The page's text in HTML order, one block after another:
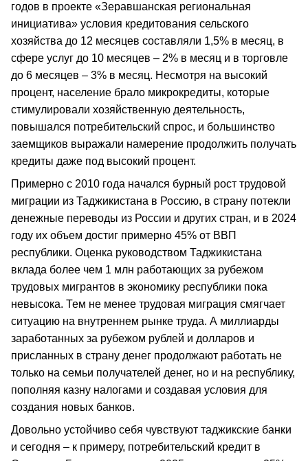
годов в проекте «Зеравшанская региональная
инициатива» условия кредитования сельского
хозяйства до 12 месяцев составляли 1,5% в месяц, в
сфере услуг до 10 месяцев – 2% в месяц и в торговле
до 6 месяцев – 3% в месяц. Несмотря на высокий
процент, население брало микрокредиты, которые
стимулировали хозяйственную деятельность,
повышался потребительский спрос, и большинство
заемщиков выражали намерение продолжить получать
кредиты даже под высокий процент.
Примерно с 2010 года начался бурный рост трудовой
миграции из Таджикистана в Россию, в страну потекли
денежные переводы из России и других стран, и в 2024
году их объем достиг примерно 45% от ВВП
республики. Оценка руководством Таджикистана
вклада более чем 1 млн работающих за рубежом
трудовых мигрантов в экономику республики пока
невысока. Тем не менее трудовая миграция смягчает
ситуацию на внутреннем рынке труда. А миллиарды
заработанных за рубежом рублей и долларов и
присланных в страну денег продолжают работать не
только на семьи получателей денег, но и на республику,
пополняя казну налогами и создавая условия для
создания новых банков.
Довольно устойчиво себя чувствуют таджикские банки
и сегодня – к примеру, потребительский кредит в